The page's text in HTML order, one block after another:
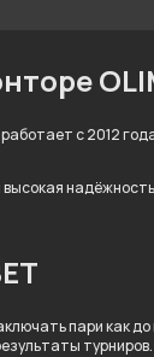
с 2012
высокая
пари как
турниров.